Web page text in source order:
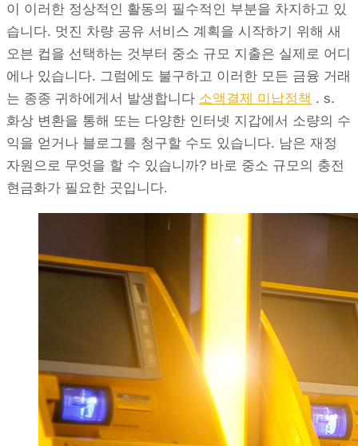
이 이러한 정상적인 활동의 필수적인 부분을 차지하고 있
습니다. 멋진 차량 공유 서비스 계획을 시작하기 위해 새
오븐 컵을 선택하는 것부터 중소 규모 지출은 실제로 어디
에나 있습니다. 그럼에도 불구하고 이러한 모든 금융 거래
는 종종 귀하에게서 발생합니다 소액결제 미납정책 . s.
화상 변환을 통해 또는 다양한 인터넷 지갑에서 소량의 수
익을 얻거나 블로그를 청구할 수도 있습니다. 남은 재정
자원으로 무엇을 할 수 있습니까? 바로 중소 규모의 충전
현금화가 필요한 곳입니다.